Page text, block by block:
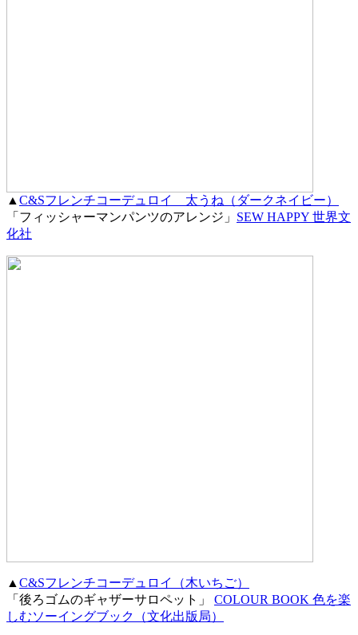
▲ C&Sフレンチコーデュロイ 太うね（ダークネイビー）
「フィッシャーマンパンツのアレンジ」 SEW HAPPY 世界文
化社
▲ C&Sフレンチコーデュロイ（木いちご）
「後ろゴムのギャザーサロペット」 COLOUR BOOK 色を楽
しむソーイングブック（文化出版局）